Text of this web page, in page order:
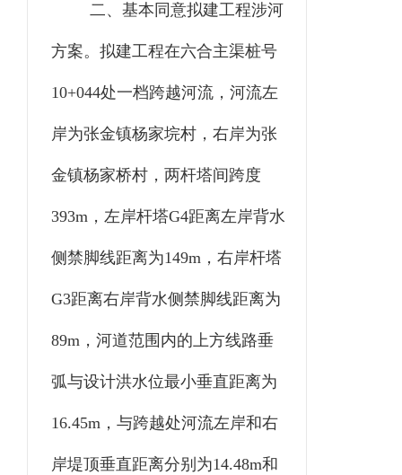
二、基本同意拟建工程涉河
方案。 拟建工程在六合主渠桩号
10+044处一档跨越河流，河流左
岸为张金镇杨家垸村，右岸为张
金镇杨家桥村，两杆塔间跨度
393m，左岸杆塔G4距离左岸背水
侧禁脚线距离为149m，右岸杆塔
G3距离右岸背水侧禁脚线距离为
89m，河道范围内的上方线路垂
弧与设计洪水位最小垂直距离为
16.45m，与跨越处河流左岸和右
岸堤顶垂直距离分别为14.48m和